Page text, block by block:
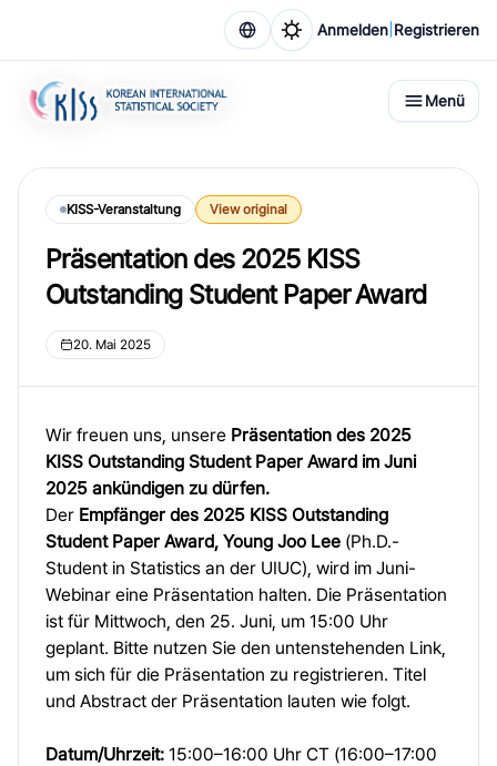
Anmelden Registrieren
Menü
KISS-Veranstaltung View original
Präsentation des 2025 KISS
Outstanding Student Paper Award
20. Mai 2025
Wir freuen uns, unsere Präsentation des 2025
KISS Outstanding Student Paper Award im Juni
2025 ankündigen zu dürfen.
Der Empfänger des 2025 KISS Outstanding
Student Paper Award, Young Joo Lee (Ph.D.-
Student in Statistics an der UIUC), wird im Juni-
Webinar eine Präsentation halten. Die Präsentation
ist für Mittwoch, den 25. Juni, um 15:00 Uhr
geplant. Bitte nutzen Sie den untenstehenden Link,
um sich für die Präsentation zu registrieren. Titel
und Abstract der Präsentation lauten wie folgt.
Datum/Uhrzeit: 15:00–16:00 Uhr CT (16:00–17:00